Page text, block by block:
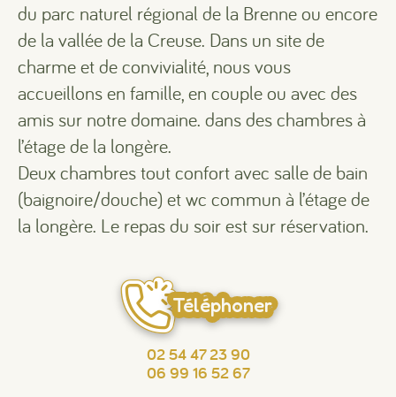
du parc naturel régional de la Brenne ou encore
de la vallée de la Creuse. Dans un site de
charme et de convivialité, nous vous
accueillons en famille, en couple ou avec des
amis sur notre domaine. dans des chambres à
l’étage de la longère.
Deux chambres tout confort avec salle de bain
(baignoire/douche) et wc commun à l’étage de
la longère. Le repas du soir est sur réservation.
Téléphoner
02 54 47 23 90
06 99 16 52 67